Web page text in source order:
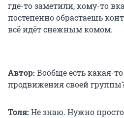
где-то заметили, кому-то
постепенно обрастаешь
всё идёт снежным комом.
Автор: Вообще есть какая-
продвижения своей
Толя: Не знаю. Нужно